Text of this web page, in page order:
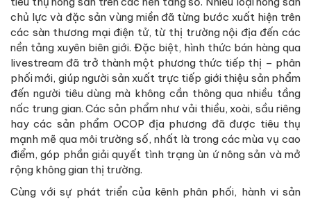
chủ lực và đặc sản vùng miền đã từng bước xuất hiện trên
các sàn thương mại điện tử, từ thị trường nội địa đến các
nền tảng xuyên biên giới. Đặc biệt, hình thức bán hàng qua
livestream đã trở thành một phương thức tiếp thị – phân
phối mới, giúp người sản xuất trực tiếp giới thiệu sản phẩm
đến người tiêu dùng mà không cần thông qua nhiều tầng
nấc trung gian. Các sản phẩm như vải thiều, xoài, sầu riêng
hay các sản phẩm OCOP địa phương đã được tiêu thụ
mạnh mẽ qua môi trường số, nhất là trong các mùa vụ cao
điểm, góp phần giải quyết tình trạng ùn ứ nông sản và mở
rộng không gian thị trường.
Cùng với sự phát triển của kênh phân phối, hành vi sản